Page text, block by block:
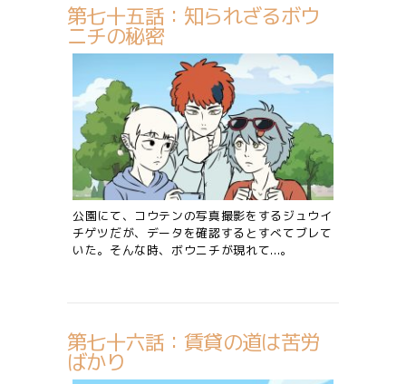
第七十五話：知られざるボウ
ニチの秘密
公園にて、コウテンの写真撮影をするジュウイ
チゲツだが、データを確認するとすべてブレて
いた。そんな時、ボウニチが現れて...。
第七十六話：賃貸の道は苦労
ばかり